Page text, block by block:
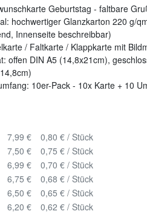
Geburtstag - faltbare
hochwertiger Glanzkarton 220 g/
Innenseite beschreibbar)
/ Faltkarte / Klappkarte mit
offen DIN A5 (14,8x21cm),
10er-Pack - 10x Karte + 10
7,99 €
0,80 € / Stück
7,50 €
0,75 € / Stück
6,99 €
0,70 € / Stück
6,75 €
0,68 € / Stück
6,50 €
0,65 € / Stück
6,20 €
0,62 € / Stück